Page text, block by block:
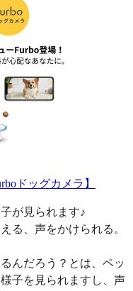
ドッグカメラ】
が見られます♪
る、声をかけられる。
んだろう？とは、ペッ
子を見られますし、声